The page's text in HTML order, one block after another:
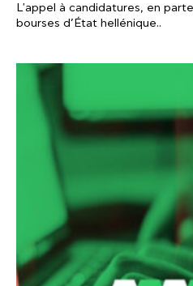
L'appel à candidatures, en
bourses d’État hellénique..